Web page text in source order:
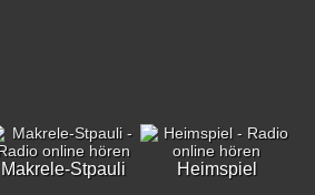
Makrele-Stpauli Heimspiel